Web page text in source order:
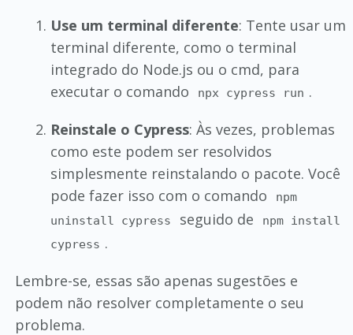
Use um terminal diferente: Tente usar um
terminal diferente, como o terminal
integrado do Node.js ou o cmd, para
executar o comando
npx cypress run .
Reinstale o Cypress: Às vezes, problemas
como este podem ser resolvidos
simplesmente reinstalando o pacote. Você
pode fazer isso com o comando
npm
uninstall cypress
seguido de
npm install
cypress .
Lembre-se, essas são apenas sugestões e
podem não resolver completamente o seu
problema.